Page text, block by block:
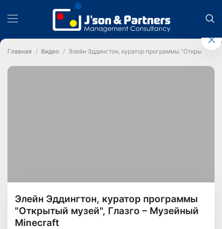
Главная Видео Элейн Эддингтон, куратор программы "Открытый
Элейн Эддингтон, куратор программы
"Открытый музей", Глазго – Музейный
Minecraft